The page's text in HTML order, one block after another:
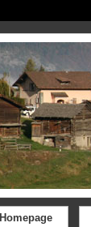
Homepage